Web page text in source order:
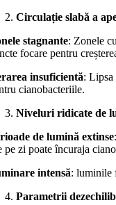
Circulație slabă a
stagnante: Zonele
focare pentru
insuficientă: Lipsa
cianobacteriile.
Niveluri ridicate de
de lumină extinse
pe zi poate încuraja
intensă: luminile
Parametrii